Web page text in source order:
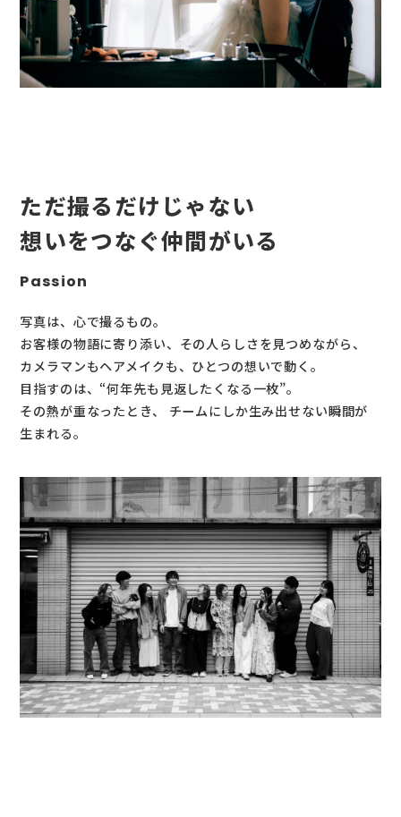
ただ撮るだけじゃない
想いをつなぐ仲間がいる
Passion
写真は、心で撮るもの。
お客様の物語に寄り添い、その人らしさを見つめながら、
カメラマンもヘアメイクも、ひとつの想いで動く。
目指すのは、“何年先も見返したくなる一枚”。
その熱が重なったとき、
チームにしか生み出せない瞬間が
生まれる。